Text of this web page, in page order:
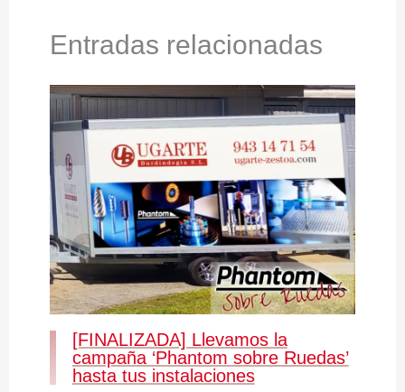
Entradas relacionadas
[FINALIZADA] Llevamos la
campaña ‘Phantom sobre Ruedas’
hasta tus instalaciones